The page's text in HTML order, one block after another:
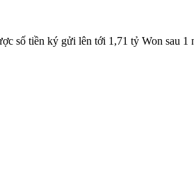
số tiền ký gửi lên tới 1,71 tỷ Won sau